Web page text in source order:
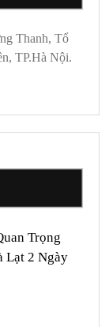
Thanh, Tổ
TP.Hà Nội.
Trọng
Lạt 2 Ngày